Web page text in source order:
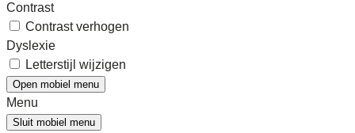
Contrast
Contrast verhogen
Dyslexie
Letterstijl wijzigen
Open mobiel menu
Menu
Sluit mobiel menu